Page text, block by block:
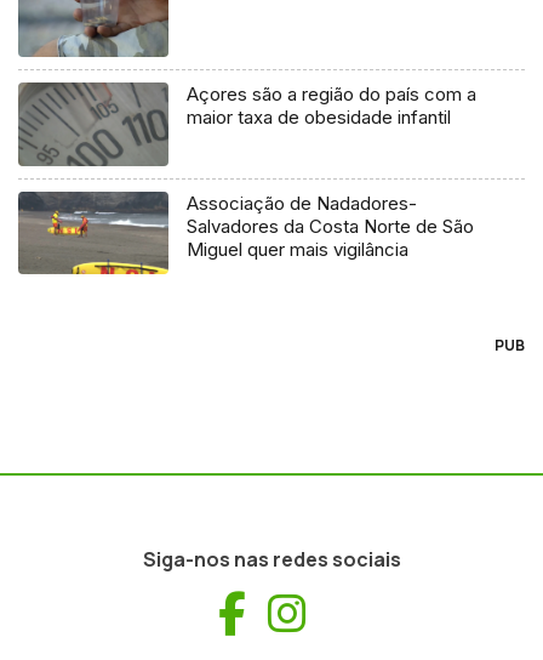
Açores são a região do país com a
maior taxa de obesidade infantil
Associação de Nadadores-
Salvadores da Costa Norte de São
Miguel quer mais vigilância
PUB
Siga-nos nas redes sociais
Facebook